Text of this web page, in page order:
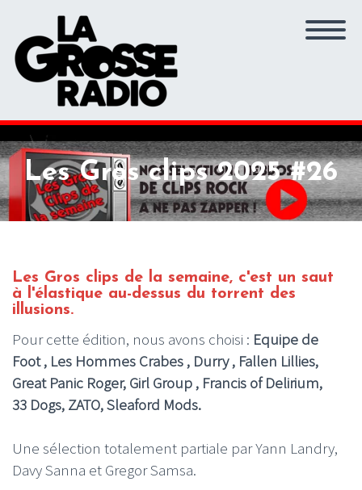
Les Gros clips 2025 #26
Les Gros clips de la semaine, c'est un saut
à l'élastique au-dessus du torrent des
illusions.
Pour cette édition, nous avons choisi : Equipe de
Foot , Les Hommes Crabes , Durry , Fallen Lillies,
Great Panic Roger, Girl Group , Francis of Delirium,
33 Dogs, ZATO, Sleaford Mods.
Une sélection totalement partiale par Yann Landry,
Davy Sanna et Gregor Samsa.